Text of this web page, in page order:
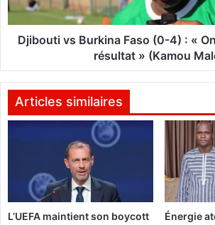
e
r
c
u
i
v
u
r
i
o
(
Djibouti vs Burkina Faso (0-4) : «
résultat » (Kamou
Articles similaires
L’UEFA maintient son boycott
Énergie